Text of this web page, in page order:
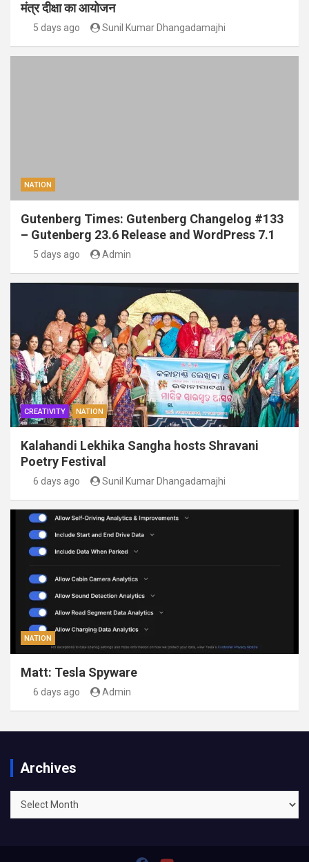
मंत्र दीक्षा का आयोजन
5 days ago Sunil Kumar Dhangadamajhi
NATION
Gutenberg Times: Gutenberg Changelog #133
– Gutenberg 23.6 Release and WordPress 7.1
5 days ago Admin
CREATIVITY NATION
Kalahandi Lekhika Sangha hosts Shravani
Poetry Festival
6 days ago Sunil Kumar Dhangadamajhi
NATION
Matt: Tesla Spyware
6 days ago Admin
Archives
Archives